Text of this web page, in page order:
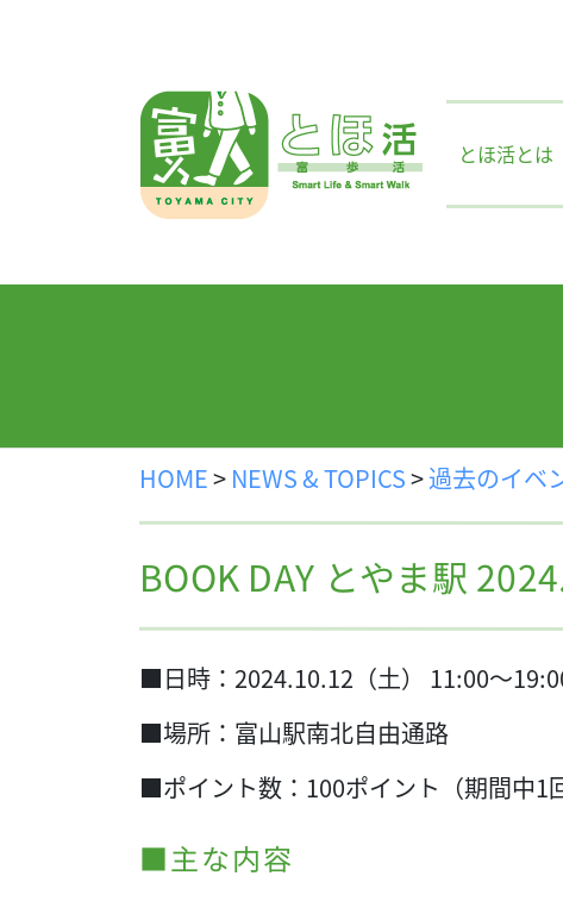
とほ活とは
HOME> NEWS & TOPICS>過去のイベ
BOOK DAY とやま駅
■日時：2024.10.12（土） 11:00～
■場所：富山駅南北自由通路
■ポイント数：100ポイント（期間中1
■主な内容